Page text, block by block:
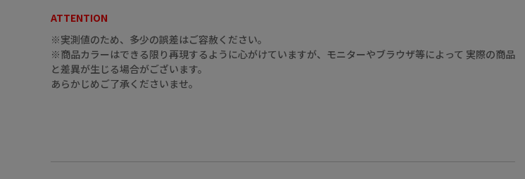
09（ﾌﾞﾗｯｸ）
ATTENTION
※実測値のため、多少の誤差はご容赦ください。
※商品カラーはできる限り再現するように心がけていますが、モニターやブラウザ等によって 実際の商品
と差異が生じる場合がございます。
あらかじめご了承くださいませ。